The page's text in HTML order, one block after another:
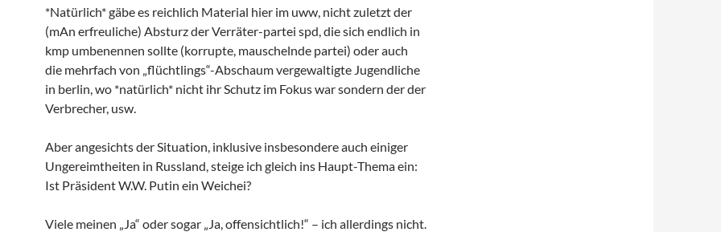
*Natürlich* gäbe es reichlich Material hier im uww, nicht zuletzt der
(mAn erfreuliche) Absturz der Verräter-partei spd, die sich endlich in
kmp umbenennen sollte (korrupte, mauschelnde partei) oder auch
die mehrfach von „flüchtlings“-Abschaum vergewaltigte Jugendliche
in berlin, wo *natürlich* nicht ihr Schutz im Fokus war sondern der der
Verbrecher, usw.
Aber angesichts der Situation, inklusive insbesondere auch einiger
Ungereimtheiten in Russland, steige ich gleich ins Haupt-Thema ein:
Ist Präsident W.W. Putin ein Weichei?
Viele meinen „Ja“ oder sogar „Ja, offensichtlich!“ – ich allerdings nicht.